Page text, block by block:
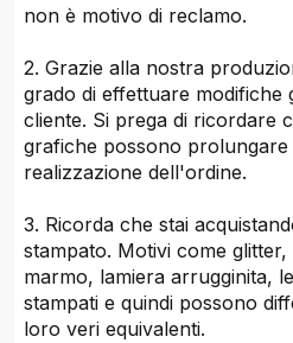
non è motivo di reclamo.
2. Grazie alla nostra
grado di effettuare modifiche
cliente. Si prega di ricordare
grafiche possono prolungare
realizzazione dell'ordine.
3. Ricorda che stai
stampato. Motivi come
marmo, lamiera arrugginita,
stampati e quindi possono
loro veri equivalenti.